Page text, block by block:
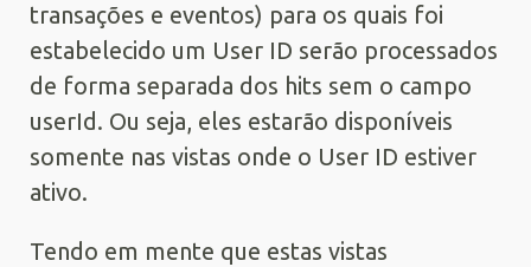
transações e eventos) para os quais foi
estabelecido um User ID serão processados
de forma separada dos hits sem o campo
userId. Ou seja, eles estarão disponíveis
somente nas vistas onde o User ID estiver
ativo.
Tendo em mente que estas vistas